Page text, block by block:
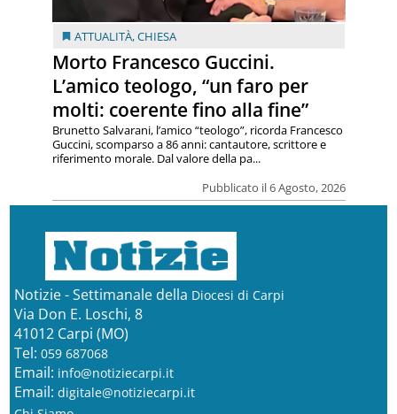
ATTUALITÀ,CHIESA
Morto Francesco Guccini.
L’amico teologo, “un faro per
molti: coerente fino alla fine”
Pubblicato il 6 Agosto, 2026
Brunetto Salvarani, l’amico “teologo”, ricorda Francesco
Guccini, scomparso a 86 anni: cantautore, scrittore e
riferimento morale. Dal valore della pa...
Notizie - Settimanale della Diocesi di Carpi
Via Don E. Loschi, 8
41012 Carpi (MO)
Tel: 059 687068
Email: info@notiziecarpi.it
Email: digitale@notiziecarpi.it